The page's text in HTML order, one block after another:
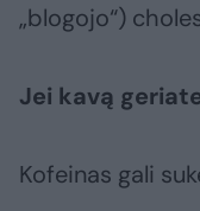
„blogojo“)
Jei kavą
Kofeinas gali